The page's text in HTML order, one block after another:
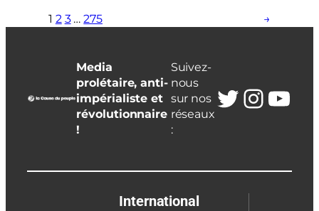
1 2 3 … 275 →
Media
prolétaire, anti-
impérialiste et
révolutionnaire
!
Suivez-
nous
sur nos
réseaux
:
Twitter
International